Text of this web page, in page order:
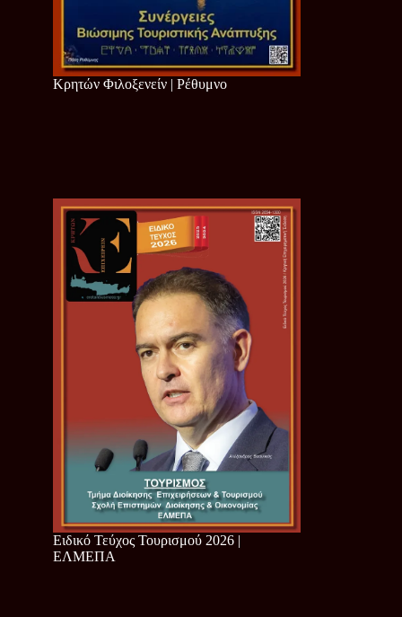
Κρητών Φιλοξενείν | Ρέθυμνο
Ειδικό Τεύχος Τουρισμού 2026 |
ΕΛΜΕΠΑ